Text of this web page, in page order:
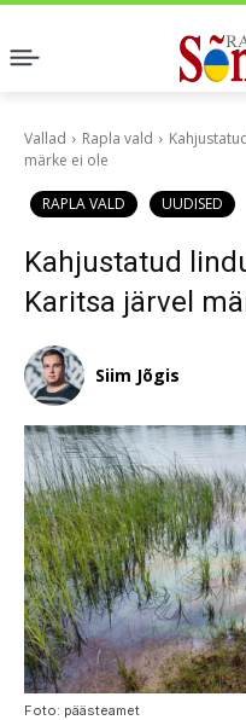
Vallad Rapla vald
märke ei ole
RAPLA VALD UUDISED
Kahjustatud
Karitsa järvel
Siim Jõgis
Foto: päästeamet